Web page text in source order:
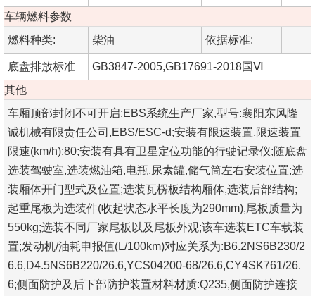
车辆燃料参数
燃料种类:
柴油 依据标准:
底盘排放标准
GB3847-2005,GB17691-2018国Ⅵ
其他
车厢顶部封闭不可开启;EBS系统生产厂家,型号:襄阳东风隆
诚机械有限责任公司,EBS/ESC-d;安装有限速装置,限速装置
限速(km/h):80;安装有具有卫星定位功能的行驶记录仪;随底盘
选装驾驶室,选装燃油箱,电瓶,尿素罐,储气筒左右安装位置;选
装厢体开门型式及位置;选装瓦楞板结构厢体,选装后部结构;
起重尾板为选装件(收起状态水平长度为290mm),尾板质量为
550kg;选装不同厂家尾板以及尾板外观;该车选装ETC车载装
置;发动机/油耗申报值(L/100km)对应关系为:B6.2NS6B230/2
6.6,D4.5NS6B220/26.6,YCS04200-68/26.6,CY4SK761/26.
6;侧面防护及后下部防护装置材料材质:Q235,侧面防护连接